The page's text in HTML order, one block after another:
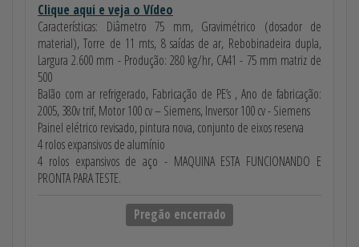
Clique aqui e veja o Vídeo
Características: Diâmetro 75 mm, Gravimétrico (dosador de
material), Torre de 11 mts, 8 saídas de ar, Rebobinadeira dupla,
Largura 2.600 mm - Produção: 280 kg/hr, CA41 - 75 mm matriz de
500
Balão com ar refrigerado, Fabricação de PE’s , Ano de fabricação:
2005, 380v trif, Motor 100 cv – Siemens, Inversor 100 cv - Siemens
Painel elétrico revisado, pintura nova, conjunto de eixos reserva
4 rolos expansivos de alumínio
4 rolos expansivos de aço - MAQUINA ESTA FUNCIONANDO E
PRONTA PARA TESTE.
Pregão encerrado